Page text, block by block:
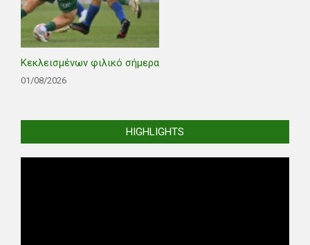
Κεκλεισμένων φιλικό σήμερα
01/08/2026
HIGHLIGHTS